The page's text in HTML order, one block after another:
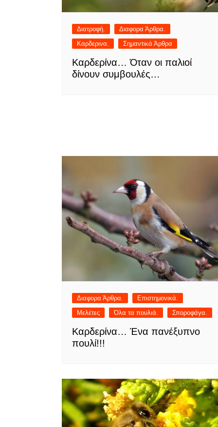
Διατροφή.
Διαφορα Άρθρα.
Καρδερινα.
Σημαντικά Άρθρα
Καρδερίνα… Όταν οι παλιοί
δίνουν συμβουλές…
Διαφορα Άρθρα.
Επιστημονικά.
Μελέτες
Όλα τα πουλιά. Σποροφάγα.
Καρδερίνα… Ένα πανέξυπνο
πουλί!!!